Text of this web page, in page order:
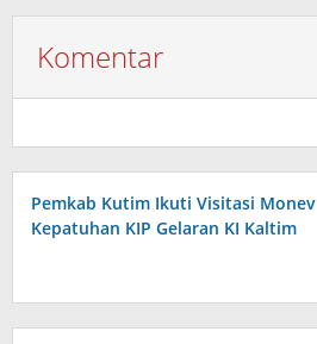
Komentar
Pemkab Kutim Ikuti Visitasi Monev
Kepatuhan KIP Gelaran KI Kaltim